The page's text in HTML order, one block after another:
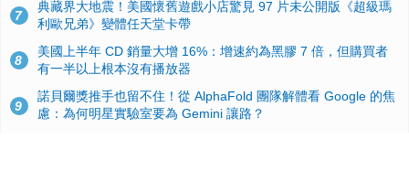
7
典藏界大地震！美國懷舊遊戲小店驚見 97 片未公開版《超級瑪
利歐兄弟》變體任天堂卡帶
8
美國上半年 CD 銷量大增 16%：增速約為黑膠 7 倍，但購買者
有一半以上根本沒有播放器
9
諾貝爾獎推手也留不住！從 AlphaFold 團隊解體看 Google 的焦
慮：為何明星實驗室要為 Gemini 讓路？